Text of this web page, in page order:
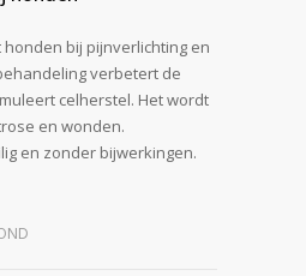
bij pijnverlichting en
verbetert de
celherstel. Het wordt
en wonden.
en zonder bijwerkingen.